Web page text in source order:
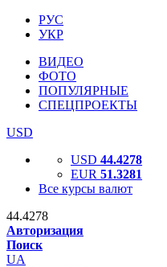
РУС
УКР
ВИДЕО
ФОТО
ПОПУЛЯРНЫЕ
СПЕЦПРОЕКТЫ
USD
USD 44.4278
EUR 51.3281
Все курсы валют
44.4278
Авторизация
Поиск
UA